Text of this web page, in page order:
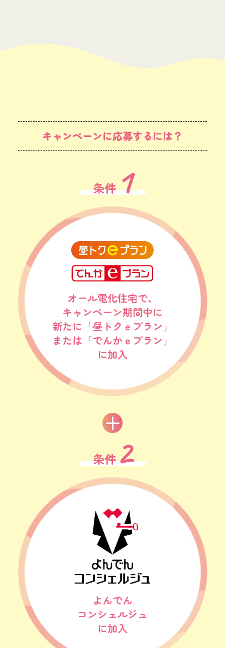
キャンペーンに応募するには？
条件1
オール電化住宅で、
キャンペーン期間中に
新たに「昼トクｅプラン」
または「でんかｅプラン」
に加入
条件2
よんでん
コンシェルジュ
に加入